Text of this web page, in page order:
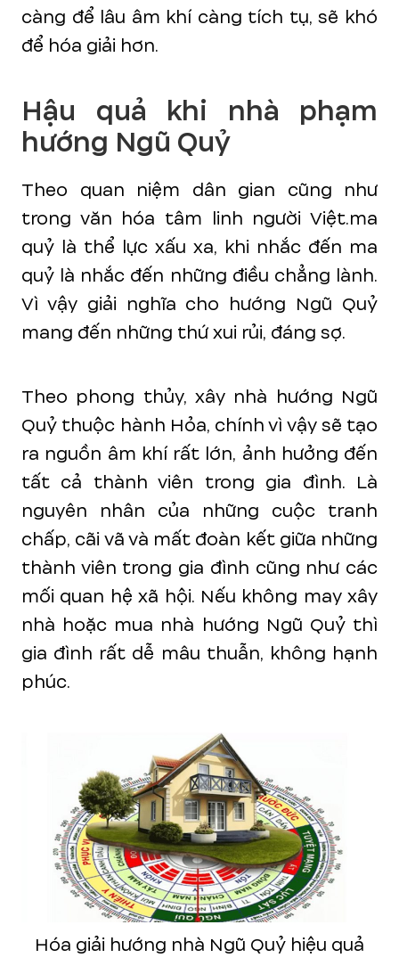
càng để lâu âm khí càng tích tụ, sẽ khó
để hóa giải hơn.
Hậu quả khi nhà phạm
hướng Ngũ Quỷ
Theo quan niệm dân gian cũng như
trong văn hóa tâm linh người Việt.ma
quỷ là thể lực xấu xa, khi nhắc đến ma
quỷ là nhắc đến những điều chẳng lành.
Vì vậy giải nghĩa cho hướng Ngũ Quỷ
mang đến những thứ xui rủi, đáng sợ.
Theo phong thủy, xây nhà hướng Ngũ
Quỷ thuộc hành Hỏa, chính vì vậy sẽ tạo
ra nguồn âm khí rất lớn, ảnh hưởng đến
tất cả thành viên trong gia đình. Là
nguyên nhân của những cuộc tranh
chấp, cãi vã và mất đoàn kết giữa những
thành viên trong gia đình cũng như các
mối quan hệ xã hội. Nếu không may xây
nhà hoặc mua nhà hướng Ngũ Quỷ thì
gia đình rất dễ mâu thuẫn, không hạnh
phúc.
Hóa giải hướng nhà Ngũ Quỷ hiệu quả